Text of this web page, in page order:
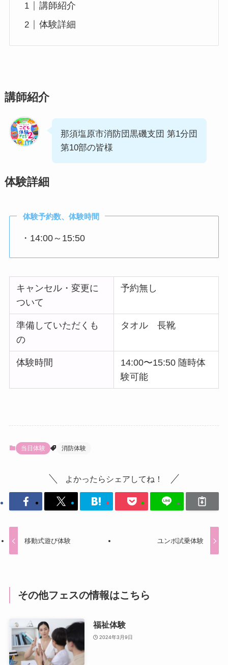
講師紹介
体験詳細
講師紹介
那須塩原市消防団黒磯支団 第1分団
第10部の皆様
体験詳細
体験予約数、体験時間
・14:00～15:50
キャンセル・変更に
ついて
予約無し
準備していただくも
の
タオル 長靴
体験時間
14:00〜15:50 随時体
験可能
当日体験 消防体験
よかったらシェアしてね！
移動式遊び体験 ユンボ試乗体験
その他フェスの情報はこちら
福祉体験
2024年3月9日